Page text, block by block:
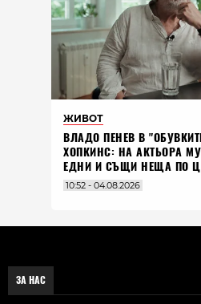
ЖИВОТ
ВЛАДO ПЕНЕВ В
ХОПКИНС: НА АКТЬОРА
ЕДНИ И СЪЩИ НЕЩА ПО
10:52 - 04.08.2026
ЗА НАС